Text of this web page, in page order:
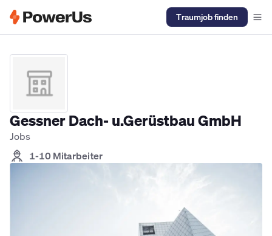
Traumjob finden
Gessner Dach- u.Gerüstbau GmbH
Jobs
1-10 Mitarbeiter